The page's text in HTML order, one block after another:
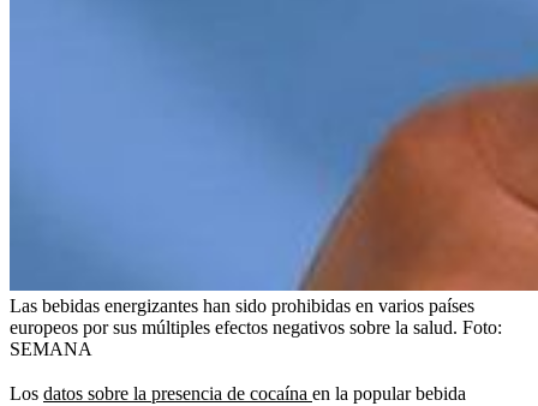
Las bebidas energizantes han sido prohibidas en varios países
europeos por sus múltiples efectos negativos sobre la salud. Foto:
SEMANA
Los datos sobre la presencia de cocaína en la popular bebida